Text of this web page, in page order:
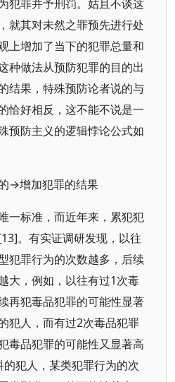
犯罪并予刑罚。姑且不谈这
就其对未然之罪预先进行处
上增加了当下的犯罪总量和
种做法从预防犯罪的目的出
结果，特殊预防论者说的与
恰好相反，这不能不说是一
预防主义的逻辑悖论公式如
→增加犯罪的结果
一标准，而近年来，累犯犯
。有实证调研发现，以往
犯罪行为的次数越多，后续
大，例如，以往有过1次毒
再犯毒品犯罪的可能性显著
犯人，而有过2次毒品犯罪
毒品犯罪的可能性又显著高
犯人，某类犯罪行为的次